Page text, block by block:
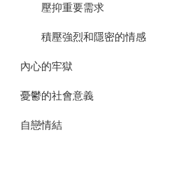
壓抑重要需求
積壓強烈和隱密的情感
內心的牢獄
憂鬱的社會意義
自戀情結